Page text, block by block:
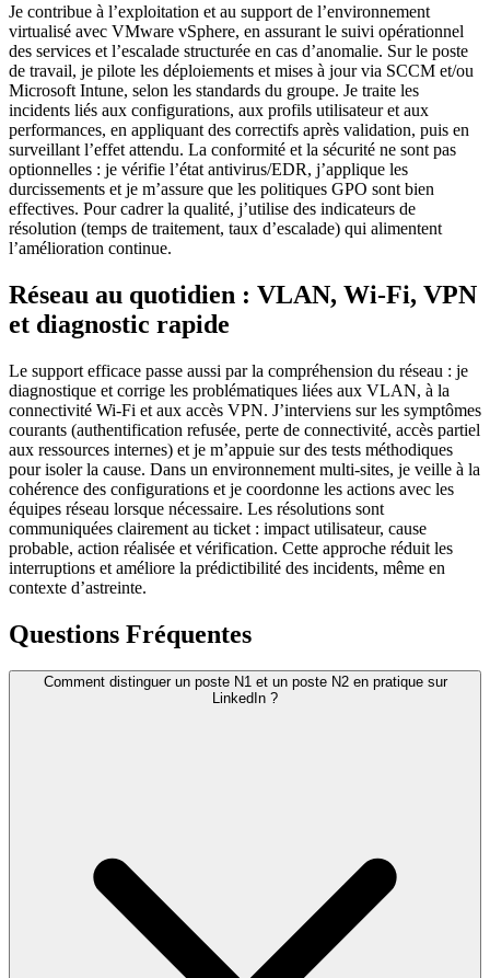
Je contribue à l’exploitation et au support de l’environnement
virtualisé avec VMware vSphere, en assurant le suivi opérationnel
des services et l’escalade structurée en cas d’anomalie. Sur le poste
de travail, je pilote les déploiements et mises à jour via SCCM et/ou
Microsoft Intune, selon les standards du groupe. Je traite les
incidents liés aux configurations, aux profils utilisateur et aux
performances, en appliquant des correctifs après validation, puis en
surveillant l’effet attendu. La conformité et la sécurité ne sont pas
optionnelles : je vérifie l’état antivirus/EDR, j’applique les
durcissements et je m’assure que les politiques GPO sont bien
effectives. Pour cadrer la qualité, j’utilise des indicateurs de
résolution (temps de traitement, taux d’escalade) qui alimentent
l’amélioration continue.
Réseau au quotidien : VLAN, Wi‑Fi, VPN
et diagnostic rapide
Le support efficace passe aussi par la compréhension du réseau : je
diagnostique et corrige les problématiques liées aux VLAN, à la
connectivité Wi‑Fi et aux accès VPN. J’interviens sur les symptômes
courants (authentification refusée, perte de connectivité, accès partiel
aux ressources internes) et je m’appuie sur des tests méthodiques
pour isoler la cause. Dans un environnement multi-sites, je veille à la
cohérence des configurations et je coordonne les actions avec les
équipes réseau lorsque nécessaire. Les résolutions sont
communiquées clairement au ticket : impact utilisateur, cause
probable, action réalisée et vérification. Cette approche réduit les
interruptions et améliore la prédictibilité des incidents, même en
contexte d’astreinte.
Questions Fréquentes
Comment distinguer un poste N1 et un poste N2 en pratique sur
LinkedIn ?